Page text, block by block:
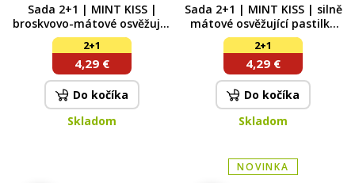
Sada 2+1 | MINT KISS |
broskvovo-mátové osvěžující
pastilky bez cukru peach
mint | 28 g x 3
2+1
4,29 €
Do kočíka
Skladom
Sada 2+1 | MINT KISS | silně
mátové osvěžující pastilky
bez cukru peppermint | 28 g
x 3
2+1
4,29 €
Do kočíka
Skladom
NOVINKA